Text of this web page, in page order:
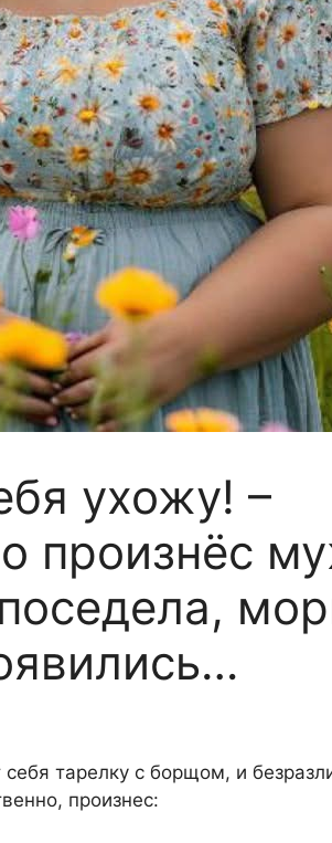
ухожу! –
произнёс
себя тарелку с борщом, и
произнес: